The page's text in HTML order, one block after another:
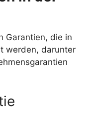
Garantien, die in
werden, darunter